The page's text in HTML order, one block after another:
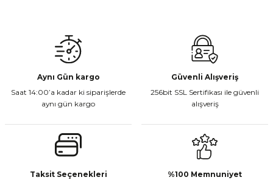
Aynı Gün kargo
Saat 14:00’a kadar ki siparişlerde
aynı gün kargo
Güvenli Alışveriş
256bit SSL Sertifikası ile güvenli
alışveriş
Taksit Seçenekleri
%100 Memnuniyet